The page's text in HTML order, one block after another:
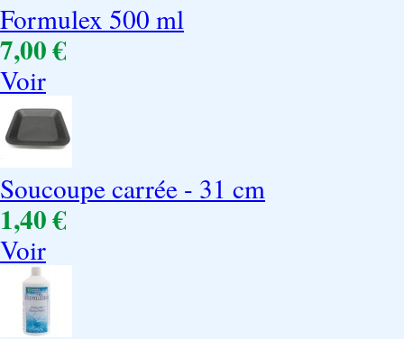
Formulex 500 ml
7,00 €
Voir
Soucoupe carrée - 31 cm
1,40 €
Voir